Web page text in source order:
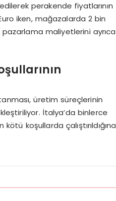
perakende fiyatlarının
iken, mağazalarda 2 bin
pazarlama maliyetlerini ayrıca
üretim süreçlerinin
İtalya’da binlerce
koşullarda çalıştırıldığına